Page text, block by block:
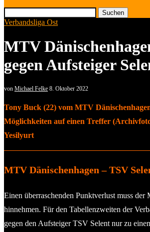
Suchen
Verbandsliga Ost
MTV
gegen Aufsteiger
von Michael Felke 8. Oktober 2022
Tony Buck (22) vom MTV
Möglichkeiten auf einen Treffer
Yesilyurt
MTV Dänischenhagen – TSV
Einen überraschenden Punktverlust muss der
hinnehmen. Für den Tabellenzweiten der
gegen den Aufsteiger TSV Selent nur zu